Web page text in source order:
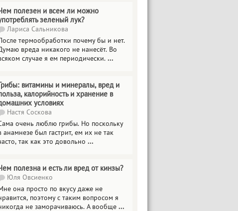
полезен и всем ли можно
зеленый лук?
Лариса Сальникова
После термообработки почему бы и нет.
вреда никакого не нанесёт. Во
случае я ем периодически. ...
Грибы: витамины и минералы, вред и
калорийность и хранение в
условиях
Настя Соскова
очень люблю грибы. Но поскольку
анамнезе был гастрит, ем их не так
так как это довольно ...
полезна и есть ли вред от кинзы?
Юля Овсиенко
она просто по вкусу даже не
поэтому с таким вопросом я
не заморачиваюсь. А вообще ...